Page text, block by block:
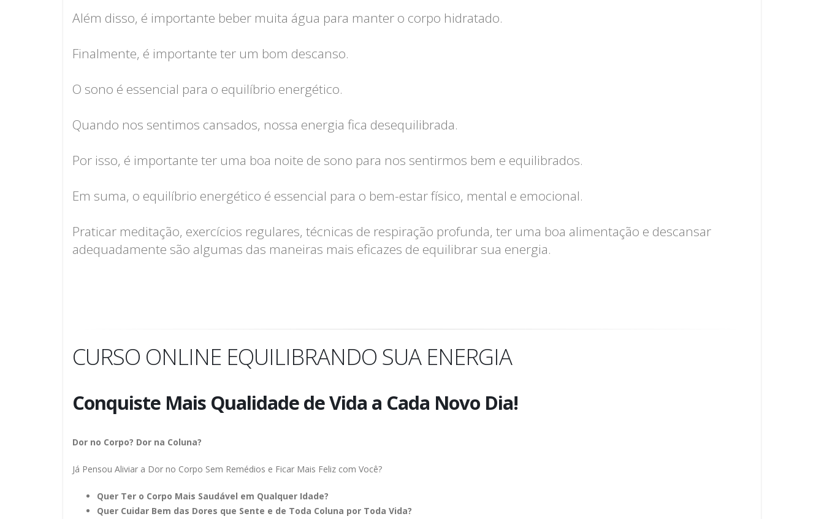
Além disso, é importante beber muita água para manter o corpo hidratado.
Finalmente, é importante ter um bom descanso.
O sono é essencial para o equilíbrio energético.
Quando nos sentimos cansados, nossa energia fica desequilibrada.
Por isso, é importante ter uma boa noite de sono para nos sentirmos bem e equilibrados.
Em suma, o equilíbrio energético é essencial para o bem-estar físico, mental e emocional.
Praticar meditação, exercícios regulares, técnicas de respiração profunda, ter uma boa alimentação e descansar
adequadamente são algumas das maneiras mais eficazes de equilibrar sua energia.
CURSO ONLINE EQUILIBRANDO SUA ENERGIA
Conquiste Mais Qualidade de Vida a Cada Novo Dia!
Dor no Corpo? Dor na Coluna?
Já Pensou Aliviar a Dor no Corpo Sem Remédios e Ficar Mais Feliz com Você?
Quer Ter o Corpo Mais Saudável em Qualquer Idade?
Quer Cuidar Bem das Dores que Sente e de Toda Coluna por Toda Vida?